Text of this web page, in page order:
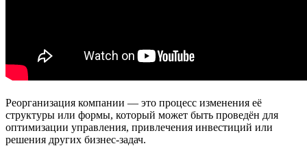
Реорганизация компании — это процесс изменения её
структуры или формы, который может быть проведён для
оптимизации управления, привлечения инвестиций или
решения других бизнес-задач.